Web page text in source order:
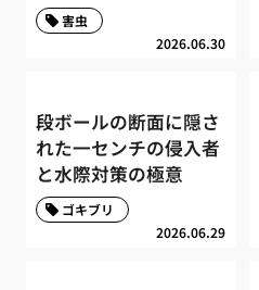
2026.06.30
害虫
段ボールの断面に隠さ
れた一センチの侵入者
と水際対策の極意
2026.06.29
ゴキブリ